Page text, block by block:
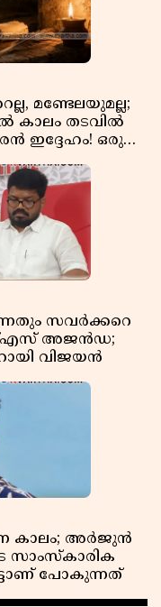
മണ്ടേലയുമല്ല;
കാലം തടവിൽ
ഇദ്ദേഹം! ഒരു
സവർക്കറെ
അജൻഡ;
വിജയൻ
കാലം; അർജുൻ
സാംസ്കാരിക
പോകുന്നത്